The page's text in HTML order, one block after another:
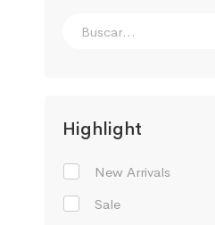
Highlight
New Arrivals
Sale